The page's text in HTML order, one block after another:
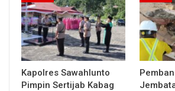
Kapolres Sawahlunto
Pimpin Sertijab Kabag